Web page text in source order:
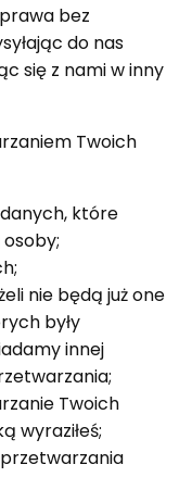
bez
do nas
się z nami w inny
Twoich
które
nie będą już one
były
innej
Twoich
wyraziłeś;